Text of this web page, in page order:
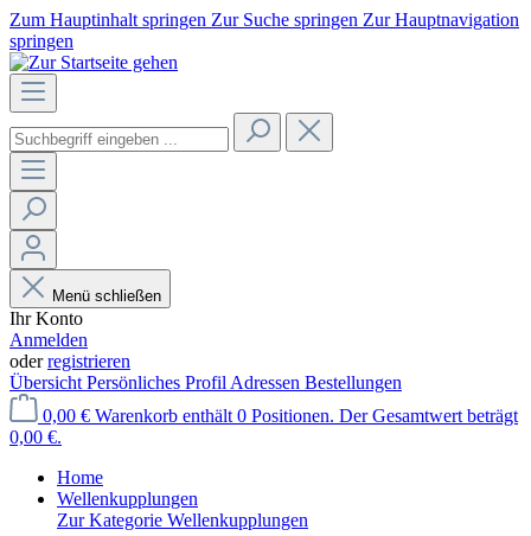
Zum Hauptinhalt springen Zur Suche springen Zur Hauptnavigation
springen
Menü schließen
Ihr Konto
Anmelden
oderregistrieren
Übersicht Persönliches Profil Adressen Bestellungen
0,00 € Warenkorb enthält 0 Positionen. Der Gesamtwert beträgt
0,00 €.
Home
Wellenkupplungen
Zur Kategorie Wellenkupplungen